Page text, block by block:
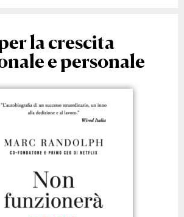
la crescita
e personale